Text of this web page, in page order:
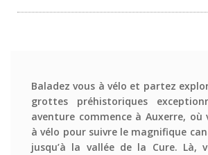
Baladez vous à vélo et partez
grottes préhistoriques
aventure commence à Auxerre, où
à vélo pour suivre le magnifique
jusqu’à la vallée de la Cure. Là,